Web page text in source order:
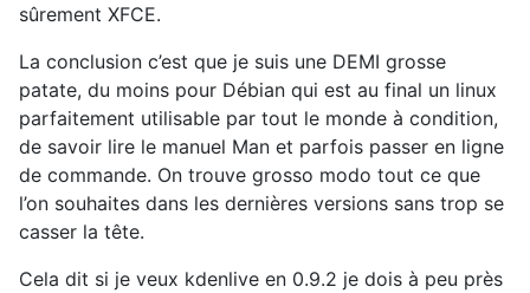
sûrement XFCE.
La conclusion c’est que je suis une DEMI grosse
patate, du moins pour Débian qui est au final un linux
parfaitement utilisable par tout le monde à condition,
de savoir lire le manuel Man et parfois passer en ligne
de commande. On trouve grosso modo tout ce que
l’on souhaites dans les dernières versions sans trop se
casser la tête.
Cela dit si je veux kdenlive en 0.9.2 je dois à peu près